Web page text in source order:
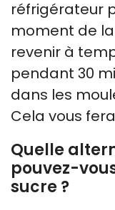
réfrigérateur
moment de
revenir à
pendant 30
dans les
Cela vous
Quelle
pouvez-
sucre ?